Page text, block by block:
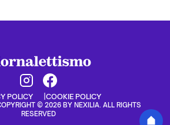
POLICY COOKIE POLICY
© 2026 BY NEXILIA. ALL RIGHTS
RESERVED